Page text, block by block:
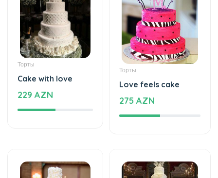
Торты
Cake with love
229 AZN
Торты
Love feels cake
275 AZN